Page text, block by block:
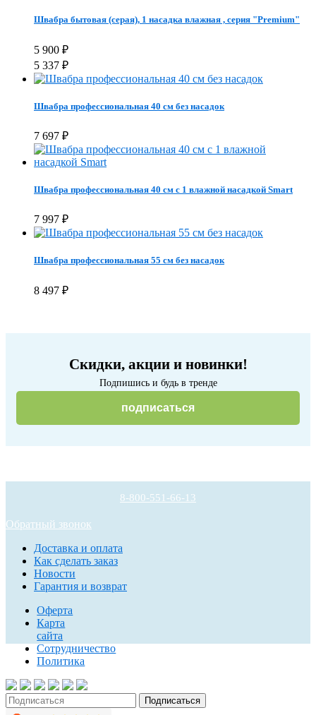
Швабра бытовая (серая), 1 насадка влажная , серия "Premium"
5 900 ₽
5 337 ₽
Швабра профессиональная 40 см без насадок
7 697 ₽
Швабра профессиональная 40 см с 1 влажной насадкой Smart
7 997 ₽
Швабра профессиональная 55 см без насадок
8 497 ₽
Скидки, акции и новинки!
Подпишись и будь в тренде
подписаться
8-800-551-66-13
Обратный звонок
Доставка и оплата
Как сделать заказ
Новости
Гарантия и возврат
Оферта
Карта
сайта
Сотрудничество
Политика